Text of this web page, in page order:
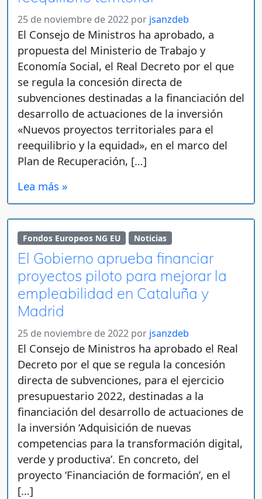
25 de noviembre de 2022 por jsanzdeb
El Consejo de Ministros ha aprobado, a
propuesta del Ministerio de Trabajo y
Economía Social, el Real Decreto por el que
se regula la concesión directa de
subvenciones destinadas a la financiación del
desarrollo de actuaciones de la inversión
«Nuevos proyectos territoriales para el
reequilibrio y la equidad», en el marco del
Plan de Recuperación, […]
Lea más »
Fondos Europeos NG EU Noticias
El Gobierno aprueba financiar
proyectos piloto para mejorar la
empleabilidad en Cataluña y
Madrid
25 de noviembre de 2022 por jsanzdeb
El Consejo de Ministros ha aprobado el Real
Decreto por el que se regula la concesión
directa de subvenciones, para el ejercicio
presupuestario 2022, destinadas a la
financiación del desarrollo de actuaciones de
la inversión ‘Adquisición de nuevas
competencias para la transformación digital,
verde y productiva’. En concreto, del
proyecto ‘Financiación de formación’, en el
[…]